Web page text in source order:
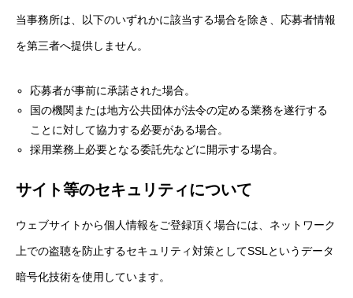
当事務所は、以下のいずれかに該当する場合を除き、応募者情報
を第三者へ提供しません。
応募者が事前に承諾された場合。
国の機関または地方公共団体が法令の定める業務を遂行する
ことに対して協力する必要がある場合。
採用業務上必要となる委託先などに開示する場合。
サイト等のセキュリティについて
ウェブサイトから個人情報をご登録頂く場合には、ネットワーク
上での盗聴を防止するセキュリティ対策としてSSLというデータ
暗号化技術を使用しています。